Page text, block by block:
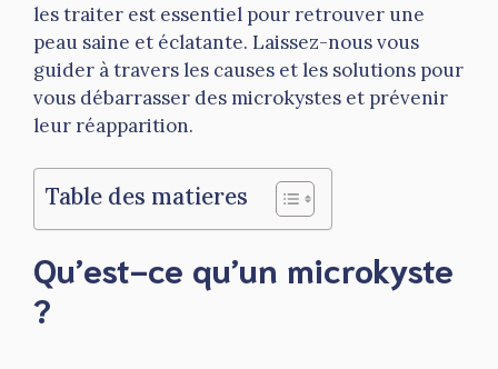
les traiter est essentiel pour retrouver une
peau saine et éclatante. Laissez-nous vous
guider à travers les causes et les solutions pour
vous débarrasser des microkystes et prévenir
leur réapparition.
Table des matieres
Qu’est-ce qu’un microkyste
?